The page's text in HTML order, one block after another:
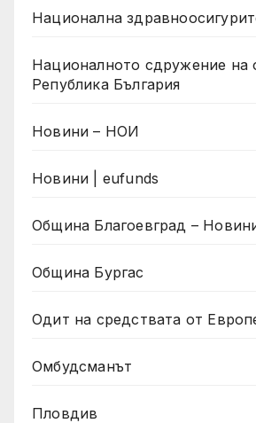
Национална
Националното сдружение на
Република България
Новини – НОИ
Новини | eufunds
Община Благоевград –
Община Бургас
Одит на средствата от
Омбудсманът
Пловдив